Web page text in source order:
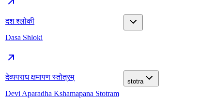
दश श्लोकी
Dasa Shloki
देव्यपराध क्षमापण स्तोत्रम्
Devi Aparadha Kshamapana Stotram
stotra